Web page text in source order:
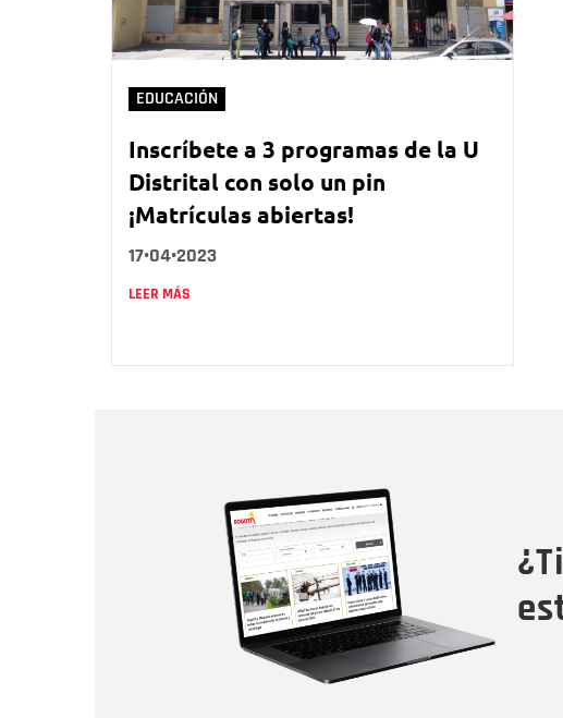
EDUCACIÓN
Inscríbete a 3 programas de la U
Distrital con solo un pin
¡Matrículas abiertas!
17•04•2023
LEER MÁS